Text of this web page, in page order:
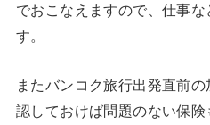
でおこなえますので、仕事
す。
またバンコク旅行出発直前
認しておけば問題のない保険